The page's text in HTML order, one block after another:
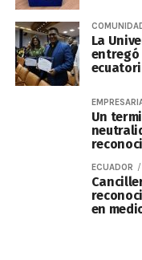
La
entregó
Un
ECUADOR
en